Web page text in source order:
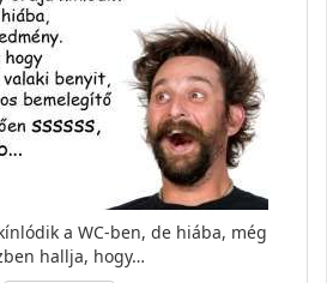
a WC-ben, de hiába, még
hallja, hogy…